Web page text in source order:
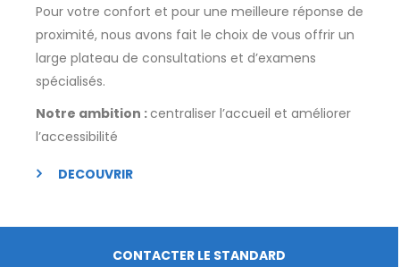
Pour votre confort et pour une meilleure réponse de
proximité, nous avons fait le choix de vous offrir un
large plateau de consultations et d’examens
spécialisés.
Notre ambition :centraliser l’accueil et améliorer
l’accessibilité
DECOUVRIR
CONTACTER LE STANDARD